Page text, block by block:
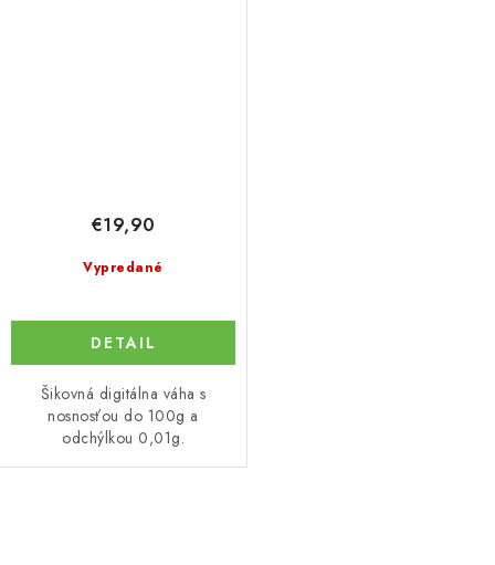
Vypredané
€19,90
DETAIL
Šikovná digitálna váha s
nosnosťou do 100g a
odchýlkou 0,01g.